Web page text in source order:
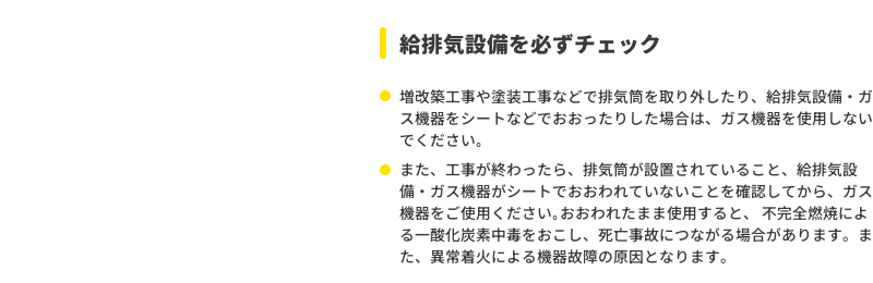
給排気設備を必ずチェック
増改築工事や塗装工事などで排気筒を取り外したり、給排気設備・ガ
ス機器をシートなどでおおったりした場合は、ガス機器を使用しない
でください｡
また、工事が終わったら、排気筒が設置されていること、給排気設
備・ガス機器がシートでおおわれていないことを確認してから、ガス
機器をご使用ください｡おおわれたまま使用すると、 不完全燃焼によ
る一酸化炭素中毒をおこし、死亡事故につながる場合があります。ま
た、異常着火による機器故障の原因となります。